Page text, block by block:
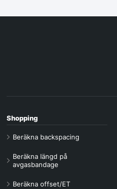
Shopping
Beräkna backspacing
Beräkna längd på
avgasbandage
Beräkna offset/ET